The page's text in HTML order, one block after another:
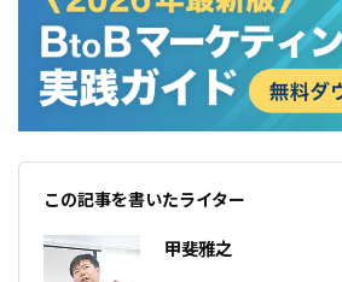
この記事を書いたライター
甲斐雅之